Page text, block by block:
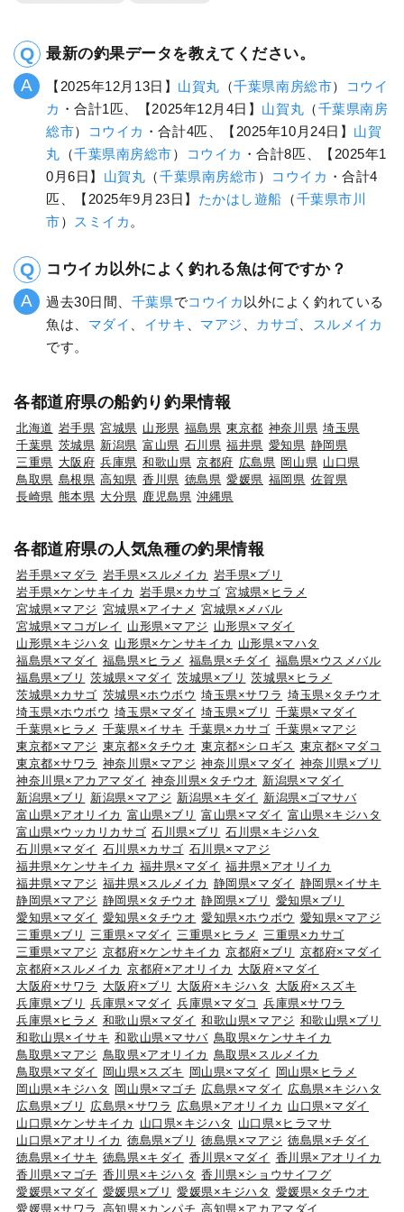
最新の釣果データを教えてください。
【2025年12月13日】 山賀丸 （千葉県南房総市）
コウイ
カ ・合計1匹、【2025年12月4日】 山賀丸 （千葉県南房
総市） コウイカ ・合計4匹、【2025年10月24日】 山賀
丸 （千葉県南房総市） コウイカ ・合計8匹、【2025年1
0月6日】 山賀丸 （千葉県南房総市） コウイカ ・合計4
匹、【2025年9月23日】 たかはし遊船 （千葉県市川
市） スミイカ 。
コウイカ以外によく釣れる魚は何ですか？
過去30日間、 千葉県でコウイカ 以外によく釣れている
魚は、 マダイ イサキ マアジ カサゴ
スルメイカ
です。
各都道府県の船釣り釣果情報
北海道 岩手県 宮城県 山形県 福島県 東京都 神奈川県 埼玉県
千葉県 茨城県 新潟県 富山県 石川県 福井県 愛知県 静岡県
三重県 大阪府 兵庫県 和歌山県 京都府 広島県 岡山県 山口県
鳥取県 島根県 高知県 香川県 徳島県 愛媛県 福岡県 佐賀県
長崎県 熊本県 大分県 鹿児島県 沖縄県
各都道府県の人気魚種の釣果情報
岩手県×マダラ 岩手県×スルメイカ 岩手県×ブリ
岩手県×ケンサキイカ 岩手県×カサゴ 宮城県×ヒラメ
宮城県×マアジ 宮城県×アイナメ 宮城県×メバル
宮城県×マコガレイ
山形県×マアジ 山形県×マダイ
山形県×キジハタ 山形県×ケンサキイカ
山形県×マハタ
福島県×マダイ 福島県×ヒラメ 福島県×チダイ 福島県×ウスメバル
福島県×ブリ
茨城県×マダイ 茨城県×ブリ
茨城県×ヒラメ
茨城県×カサゴ 茨城県×ホウボウ 埼玉県×サワラ 埼玉県×タチウオ
埼玉県×ホウボウ 埼玉県×マダイ 埼玉県×ブリ
千葉県×マダイ
千葉県×ヒラメ 千葉県×イサキ 千葉県×カサゴ 千葉県×マアジ
東京都×マアジ 東京都×タチウオ 東京都×シロギス 東京都×マダコ
東京都×サワラ 神奈川県×マアジ 神奈川県×マダイ 神奈川県×ブリ
神奈川県×アカアマダイ 神奈川県×タチウオ 新潟県×マダイ
新潟県×ブリ
新潟県×マアジ 新潟県×キダイ
新潟県×ゴマサバ
富山県×アオリイカ 富山県×ブリ 富山県×マダイ 富山県×キジハタ
富山県×ウッカリカサゴ 石川県×ブリ
石川県×キジハタ
石川県×マダイ 石川県×カサゴ 石川県×マアジ
福井県×ケンサキイカ 福井県×マダイ 福井県×アオリイカ
福井県×マアジ 福井県×スルメイカ 静岡県×マダイ 静岡県×イサキ
静岡県×マアジ 静岡県×タチウオ 静岡県×ブリ
愛知県×ブリ
愛知県×マダイ 愛知県×タチウオ 愛知県×ホウボウ 愛知県×マアジ
三重県×ブリ
三重県×マダイ 三重県×ヒラメ
三重県×カサゴ
三重県×マアジ 京都府×ケンサキイカ 京都府×ブリ
京都府×マダイ
京都府×スルメイカ 京都府×アオリイカ
大阪府×マダイ
大阪府×サワラ
大阪府×ブリ 大阪府×キジハタ
大阪府×スズキ
兵庫県×ブリ
兵庫県×マダイ 兵庫県×マダコ
兵庫県×サワラ
兵庫県×ヒラメ 和歌山県×マダイ 和歌山県×マアジ 和歌山県×ブリ
和歌山県×イサキ 和歌山県×マサバ 鳥取県×ケンサキイカ
鳥取県×マアジ 鳥取県×アオリイカ
鳥取県×スルメイカ
鳥取県×マダイ
岡山県×スズキ 岡山県×マダイ
岡山県×ヒラメ
岡山県×キジハタ
岡山県×マゴチ 広島県×マダイ 広島県×キジハタ
広島県×ブリ
広島県×サワラ 広島県×アオリイカ 山口県×マダイ
山口県×ケンサキイカ
山口県×キジハタ
山口県×ヒラマサ
山口県×アオリイカ 徳島県×ブリ 徳島県×マアジ 徳島県×チダイ
徳島県×イサキ 徳島県×キダイ 香川県×マダイ 香川県×アオリイカ
香川県×マゴチ 香川県×キジハタ 香川県×ショウサイフグ
愛媛県×マダイ 愛媛県×ブリ 愛媛県×キジハタ 愛媛県×タチウオ
愛媛県×サワラ 高知県×カンパチ 高知県×アカアマダイ